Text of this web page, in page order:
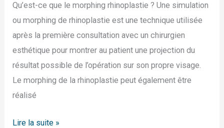
Qu’est-ce que le morphing rhinoplastie ? Une simulation
ou morphing de rhinoplastie est une technique utilisée
après la première consultation avec un chirurgien
esthétique pour montrer au patient une projection du
résultat possible de l’opération sur son propre visage.
Le morphing de la rhinoplastie peut également être
réalisé
Lire la suite »